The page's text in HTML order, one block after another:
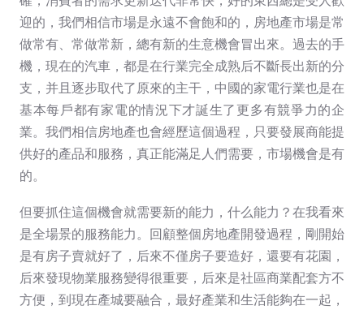
迎的，我們相信市場是永遠不會飽和的，房地產市場是常
做常有、常做常新，總有新的生意機會冒出來。過去的手
機，現在的汽車，都是在行業完全成熟后不斷長出新的分
支，并且逐步取代了原來的主干，中國的家電行業也是在
基本每戶都有家電的情況下才誕生了更多有競爭力的企
業。我們相信房地產也會經歷這個過程，只要發展商能提
供好的產品和服務，真正能滿足人們需要，市場機會是有
的。
但要抓住這個機會就需要新的能力，什么能力？在我看來
是全場景的服務能力。回顧整個房地產開發過程，剛開始
是有房子賣就好了，后來不僅房子要造好，還要有花園，
后來發現物業服務變得很重要，后來是社區商業配套方不
方便，到現在產城要融合，最好產業和生活能夠在一起，